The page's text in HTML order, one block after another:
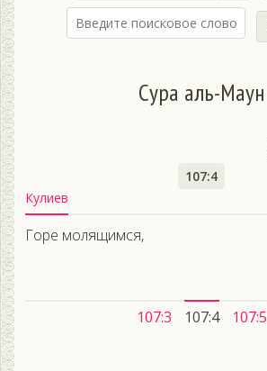
Сура аль-Маун
107:4
Кулиев
Горе молящимся,
107:3 107:4 107:5